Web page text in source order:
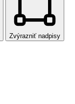
Zvýrazniť nadpisy